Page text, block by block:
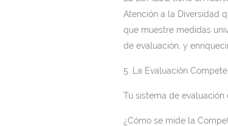
Atención a la Diversidad
que muestre medidas
de evaluación, y
5. La Evaluación
Tu sistema de
¿Cómo se mide la